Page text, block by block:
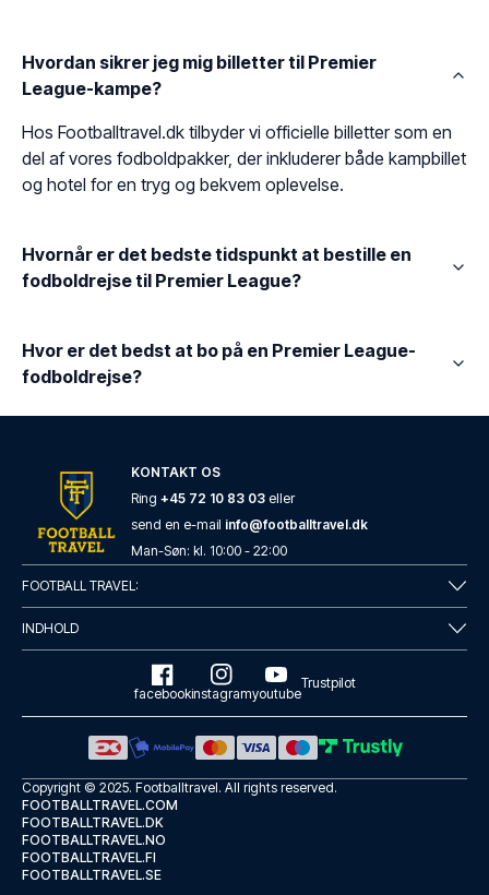
Hvordan sikrer jeg mig billetter til Premier
League-kampe?
Hos Footballtravel.dk tilbyder vi officielle billetter som en
del af vores fodboldpakker, der inkluderer både kampbillet
og hotel for en tryg og bekvem oplevelse.
Hvornår er det bedste tidspunkt at bestille en
fodboldrejse til Premier League?
Hvor er det bedst at bo på en Premier League-
fodboldrejse?
KONTAKT OS
Ring +45 72 10 83 03 eller
send en e-mail info@footballtravel.dk
Man-Søn: kl. 10:00 - 22:00
FOOTBALL TRAVEL:
INDHOLD
facebookinstagramyoutube
Trustpilot
Copyright © 2025. Footballtravel. All rights reserved.
FOOTBALLTRAVEL.COM
FOOTBALLTRAVEL.DK
FOOTBALLTRAVEL.NO
FOOTBALLTRAVEL.FI
FOOTBALLTRAVEL.SE